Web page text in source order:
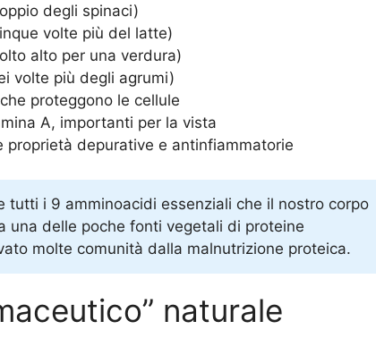
degli spinaci)
volte più del latte)
alto per una verdura)
volte più degli agrumi)
proteggono le cellule
A, importanti per la vista
proprietà depurative e antinfiammatorie
tutti i 9 amminoacidi essenziali che il nostro corpo
una delle poche fonti vegetali di proteine
molte comunità dalla malnutrizione proteica.
naturale